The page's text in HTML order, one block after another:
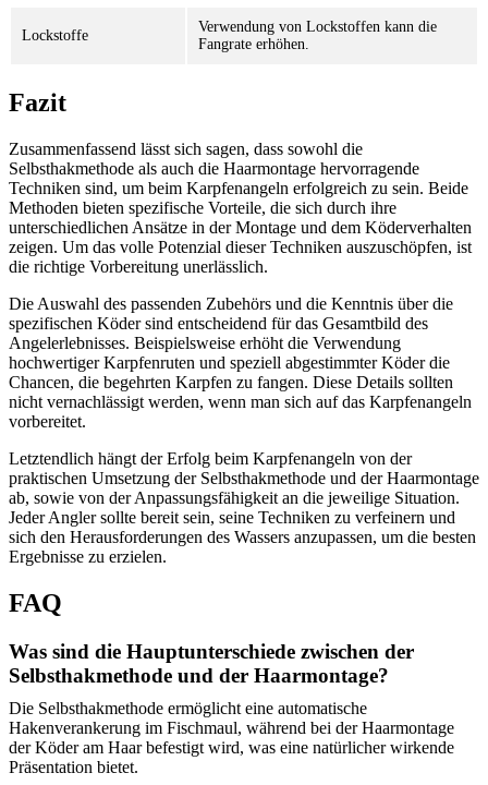
Lockstoffe
Verwendung von Lockstoffen kann die
Fangrate erhöhen.
Fazit
Zusammenfassend lässt sich sagen, dass sowohl die
Selbsthakmethode als auch die Haarmontage hervorragende
Techniken sind, um beim Karpfenangeln erfolgreich zu sein. Beide
Methoden bieten spezifische Vorteile, die sich durch ihre
unterschiedlichen Ansätze in der Montage und dem Köderverhalten
zeigen. Um das volle Potenzial dieser Techniken auszuschöpfen, ist
die richtige Vorbereitung unerlässlich.
Die Auswahl des passenden Zubehörs und die Kenntnis über die
spezifischen Köder sind entscheidend für das Gesamtbild des
Angelerlebnisses. Beispielsweise erhöht die Verwendung
hochwertiger Karpfenruten und speziell abgestimmter Köder die
Chancen, die begehrten Karpfen zu fangen. Diese Details sollten
nicht vernachlässigt werden, wenn man sich auf das Karpfenangeln
vorbereitet.
Letztendlich hängt der Erfolg beim Karpfenangeln von der
praktischen Umsetzung der Selbsthakmethode und der Haarmontage
ab, sowie von der Anpassungsfähigkeit an die jeweilige Situation.
Jeder Angler sollte bereit sein, seine Techniken zu verfeinern und
sich den Herausforderungen des Wassers anzupassen, um die besten
Ergebnisse zu erzielen.
FAQ
Was sind die Hauptunterschiede zwischen der
Selbsthakmethode und der Haarmontage?
Die Selbsthakmethode ermöglicht eine automatische
Hakenverankerung im Fischmaul, während bei der Haarmontage
der Köder am Haar befestigt wird, was eine natürlicher wirkende
Präsentation bietet.